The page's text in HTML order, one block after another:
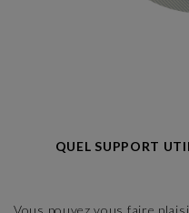
QUEL SUPPORT
Vous pouvez vous faire